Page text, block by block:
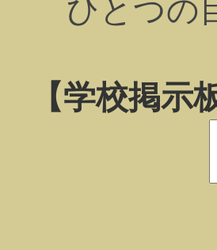
ひとつの
【学校掲示